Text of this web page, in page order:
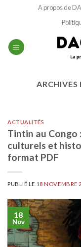
A propos de
ARCHIVES
ACTUALITÉS
Tintin au Congo
culturels et
format PDF
PUBLIÉ LE 18 NOVEMBRE
18
Nov